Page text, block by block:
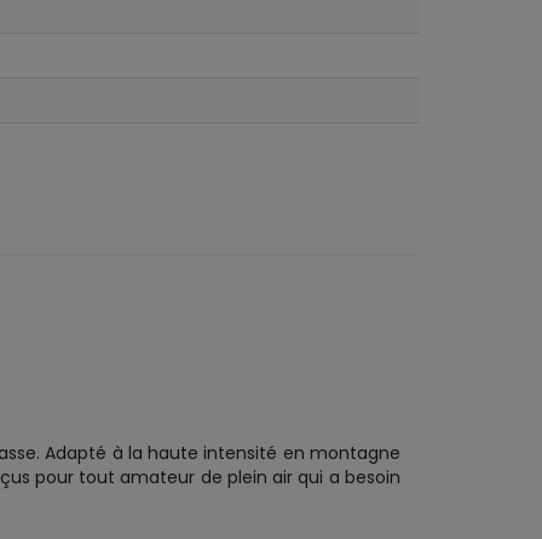
Adapté à la haute intensité en montagne
pour tout amateur de plein air qui a besoin